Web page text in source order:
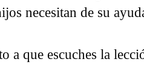
necesitan de su
a que escuches la